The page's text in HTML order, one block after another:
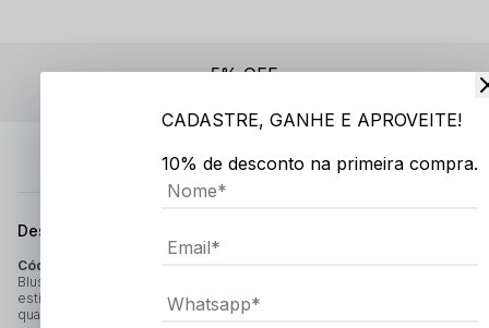
5% OFF
Descrição completa
Código identificador (SKU):
Blusa infantil em tricô jacquard com estampa de losangos. Confortável,
estilosa e perfeita para manter os pequenos bem vestidos em
qualquer ocasião.
CADASTRE, GANHE E APROVEITE!
10% de desconto na primeira compra.